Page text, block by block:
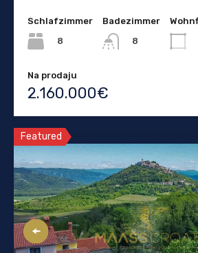
Schlafzimmer
8
Badezimmer
8
Na prodaju
2.160.000€
Featured